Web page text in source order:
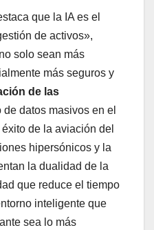
que la IA es el
de activos»,
solo sean más
más seguros y
de las
de datos masivos en el
de la aviación del
hipersónicos y la
la dualidad de la
que reduce el tiempo
inteligente que
sea lo más